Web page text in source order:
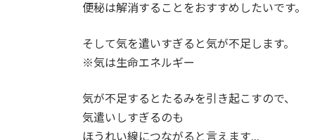
便秘は解消することをおすすめしたいです。
そして気を遣いすぎると気が不足します。
※気は生命エネルギー
気が不足するとたるみを引き起こすので、
気遣いしすぎるのも
ほうれい線につながると言えます…